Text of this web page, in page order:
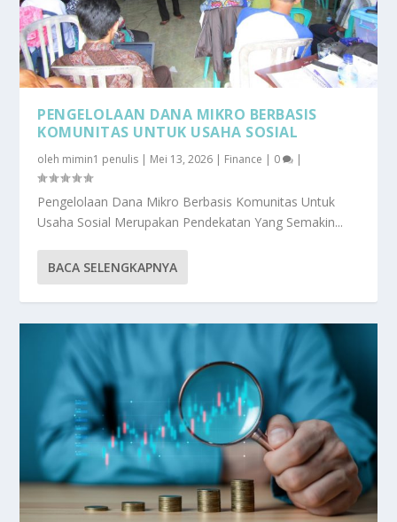
PENGELOLAAN DANA MIKRO BERBASIS
KOMUNITAS UNTUK USAHA SOSIAL
oleh mimin1 penulis | Mei 13, 2026 | Finance | 0 |
Pengelolaan Dana Mikro Berbasis Komunitas Untuk
Usaha Sosial Merupakan Pendekatan Yang Semakin...
BACA SELENGKAPNYA